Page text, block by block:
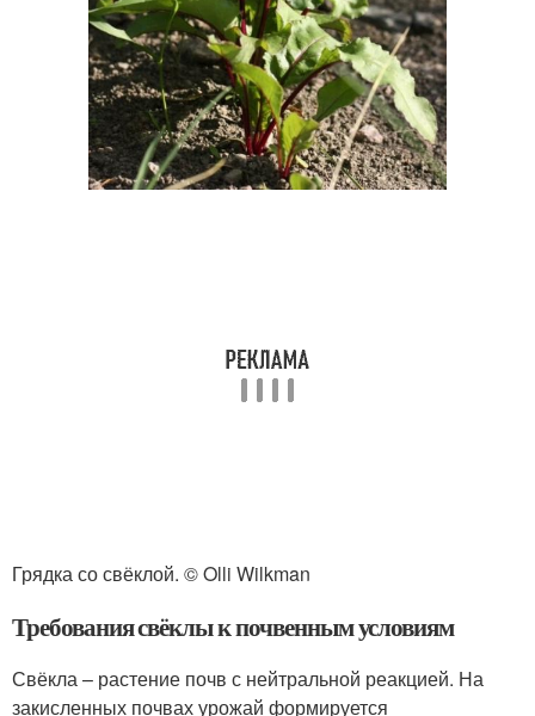
Грядка со свёклой. © Olli Wilkman
Требования свёклы к почвенным условиям
Свёкла – растение почв с нейтральной реакцией. На
закисленных почвах урожай формируется